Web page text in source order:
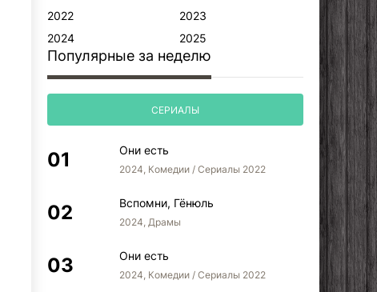
2022
2023
2024
2025
Популярные за неделю
СЕРИАЛЫ
Они есть
2024, Комедии / Сериалы 2022
Вспомни, Гёнюль
2024, Драмы
Они есть
2024, Комедии / Сериалы 2022